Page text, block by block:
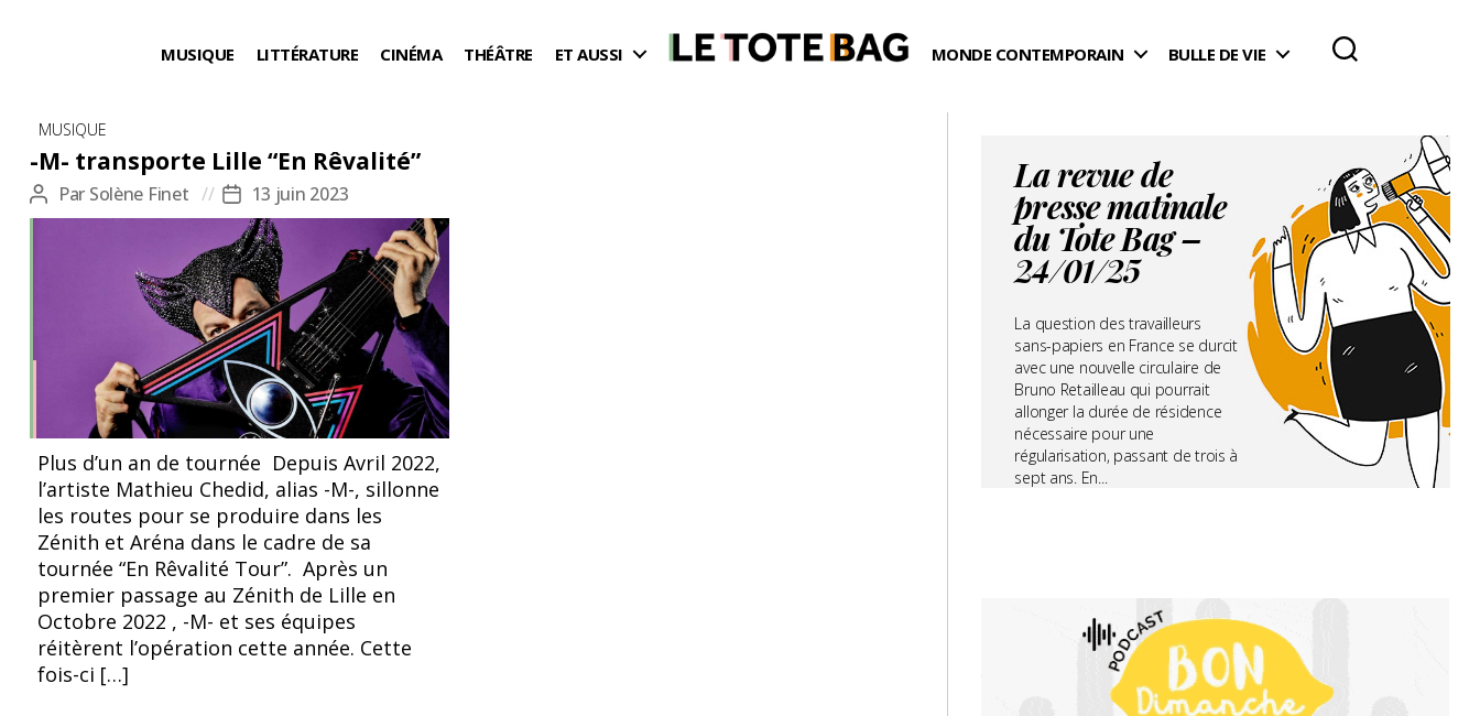
MUSIQUE LITTÉRATURE CINÉMA THÉÂTRE ET AUSSI MONDE CONTEMPORAIN BULLE DE VIE
Catégories
MUSIQUE
-M- transporte Lille “En Rêvalité”
Auteur
de
Par Solène Finet
Date
de
l’article
13 juin 2023
-M- “Rêvalité” © YANN ORHAN
Plus d’un an de tournée Depuis Avril 2022,
l’artiste Mathieu Chedid, alias -M-, sillonne
les routes pour se produire dans les
Zénith et Aréna dans le cadre de sa
tournée “En Rêvalité Tour”. Après un
premier passage au Zénith de Lille en
Octobre 2022 , -M- et ses équipes
réitèrent l’opération cette année. Cette
fois-ci […]
La revue de
presse matinale
du Tote Bag –
24/01/25
La question des travailleurs
sans-papiers en France se durcit
avec une nouvelle circulaire de
Bruno Retailleau qui pourrait
allonger la durée de résidence
nécessaire pour une
régularisation, passant de trois à
sept ans. En...